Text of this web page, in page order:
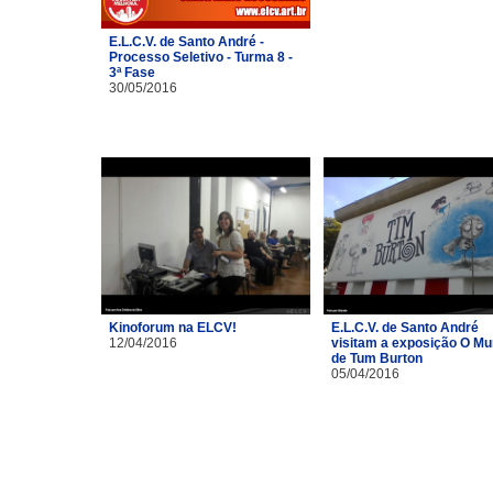
E.L.C.V. de Santo André -
Processo Seletivo - Turma 8 -
3ª Fase
30/05/2016
Kinoforum na ELCV!
12/04/2016
E.L.C.V. de Santo André
visitam a exposição O
de Tum Burton
05/04/2016